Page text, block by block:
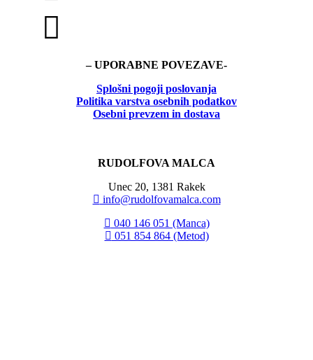
– UPORABNE POVEZAVE-
Splošni pogoji poslovanja
Politika varstva osebnih podatkov
Osebni prevzem in dostava
RUDOLFOVA MALCA
Unec 20, 1381 Rakek
info@rudolfovamalca.com
040 146 051 (Manca)
051 854 864 (Metod)